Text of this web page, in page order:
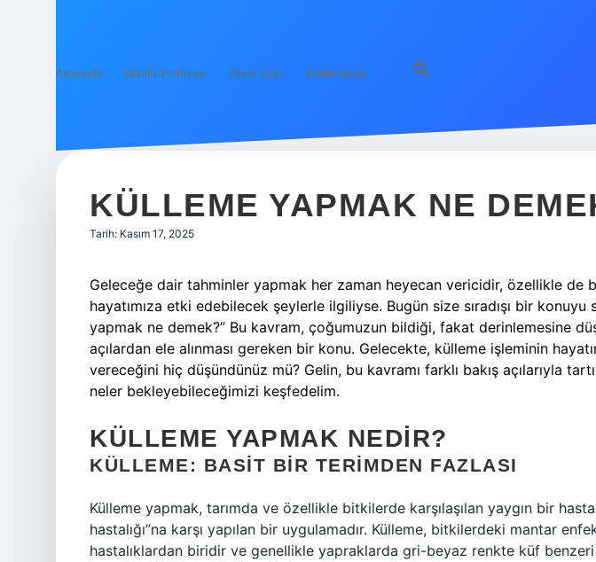
Anasayfa Gizlilik Politikası Yasal Uyarı Hakkımızda
KÜLLEME YAPMAK NE
Tarih: Kasım 17, 2025
Geleceğe dair tahminler yapmak her zaman heyecan vericidir, özellikle de
hayatımıza etki edebilecek şeylerle ilgiliyse. Bugün size sıradışı bir konuyu
yapmak ne demek?” Bu kavram, çoğumuzun bildiği, fakat derinlemesine
açılardan ele alınması gereken bir konu. Gelecekte, külleme işleminin
vereceğini hiç düşündünüz mü? Gelin, bu kavramı farklı bakış açılarıyla
neler bekleyebileceğimizi keşfedelim.
KÜLLEME YAPMAK NEDIR?
KÜLLEME: BASIT BIR TERIMDEN FAZLASI
Külleme yapmak, tarımda ve özellikle bitkilerde karşılaşılan yaygın bir
hastalığı”na karşı yapılan bir uygulamadır. Külleme, bitkilerdeki mantar
hastalıklardan biridir ve genellikle yapraklarda gri-beyaz renkte küf